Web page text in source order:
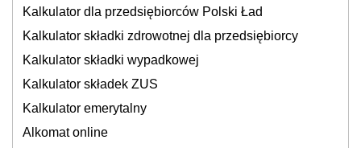
Kalkulator dla przedsiębiorców Polski Ład
Kalkulator składki zdrowotnej dla przedsiębiorcy
Kalkulator składki wypadkowej
Kalkulator składek ZUS
Kalkulator emerytalny
Alkomat online